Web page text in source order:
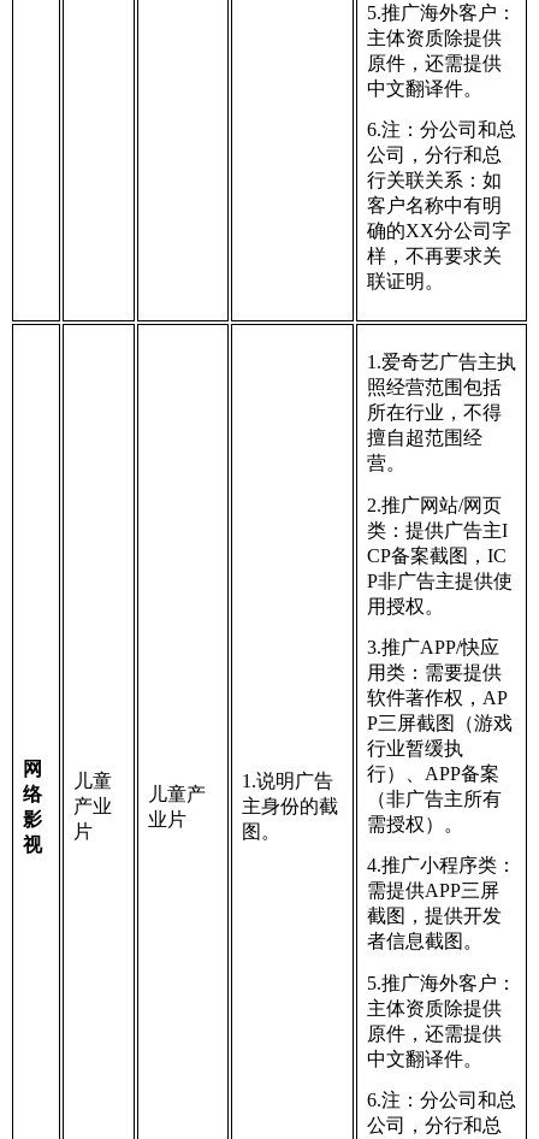
5.推广海外客户：
主体资质除提供
原件，还需提供
中文翻译件。
6.注：分公司和总
公司，分行和总
行关联关系：如
客户名称中有明
确的XX分公司字
样，不再要求关
联证明。
网
络
影
视
儿童
产业
片
儿童产
业片
1.说明广告
主身份的截
图。
1.爱奇艺广告主执
照经营范围包括
所在行业，不得
擅自超范围经
营。
2.推广网站/网页
类：提供广告主I
CP备案截图，IC
P非广告主提供使
用授权。
3.推广APP/快应
用类：需要提供
软件著作权，AP
P三屏截图（游戏
行业暂缓执
行）、APP备案
（非广告主所有
需授权）。
4.推广小程序类：
需提供APP三屏
截图，提供开发
者信息截图。
5.推广海外客户：
主体资质除提供
原件，还需提供
中文翻译件。
6.注：分公司和总
公司，分行和总